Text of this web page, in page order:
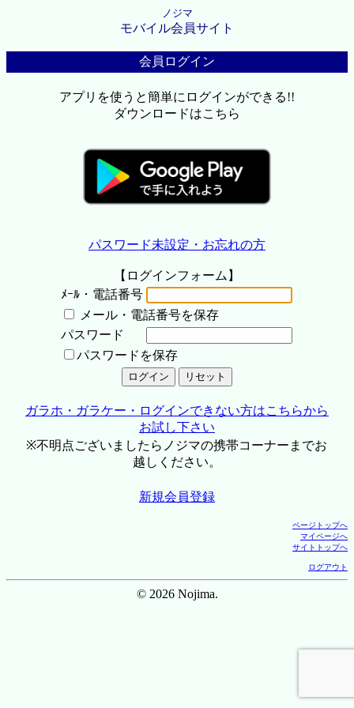
ノジマ
モバイル会員サイト
会員ログイン
アプリを使うと簡単にログインができる!!
ダウンロードはこちら
パスワード未設定・お忘れの方
【ログインフォーム】
ﾒｰﾙ・電話番号
メール・電話番号を保存
パスワード
パスワードを保存
ガラホ・ガラケー・ログインできない方はこちらから
お試し下さい
※不明点ございましたらノジマの携帯コーナーまでお
越しください。
新規会員登録
ページトップへ
マイページへ
サイトトップへ
ログアウト
© 2026 Nojima.